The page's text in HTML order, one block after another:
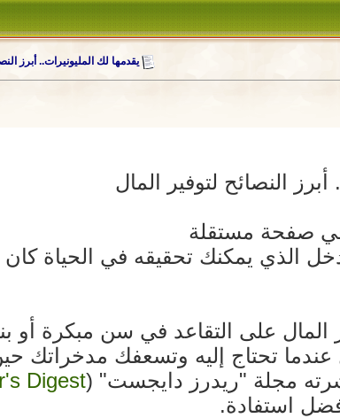
يقدمها لك المليونيرات.. أبرز
النصائح لتوفير المال
الذي يمكنك تحقيقه في الحياة
على التقاعد في سن مبكرة أو
تحتاج إليه وتسعفك مدخراتك
مجلة "ريدرز دايجست" (Digest
استفادة.